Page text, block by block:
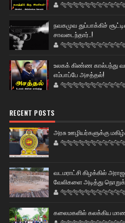
நவகமுவ துப்பாக்கிச்
சாவடைந்தார்..!
உலகக் கிண்ண கால்பந்து
எம்பாப்பே அசத்தல்!
RECENT POSTS
அரசு ஊழியர்களுக்கு
வடமராட்சி கிழக்கில்
வேலிகளை அடித்து
கலைமகளில் கலக்கிய